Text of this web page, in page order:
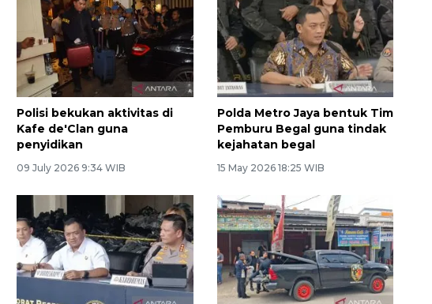
Polisi bekukan aktivitas di
Kafe de'Clan guna
penyidikan
09 July 2026 9:34 WIB
Polda Metro Jaya bentuk Tim
Pemburu Begal guna tindak
kejahatan begal
15 May 2026 18:25 WIB